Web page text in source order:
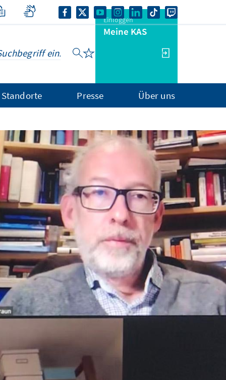
Einloggen
Meine KAS
Standorte Presse Über uns